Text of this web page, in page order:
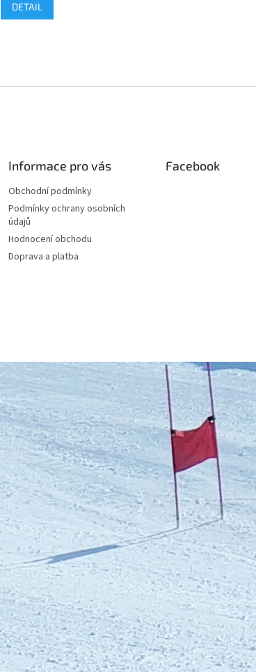
DETAIL
v
Informace pro vás
Obchodní podmínky
Podmínky ochrany osobních
údajů
Hodnocení obchodu
Doprava a platba
Facebook